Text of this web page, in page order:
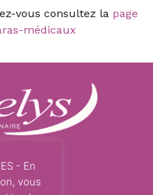
vous consultez la page
médicaux
- En
vous